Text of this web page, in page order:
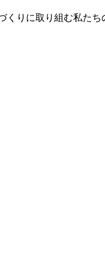
りに取り組む私た